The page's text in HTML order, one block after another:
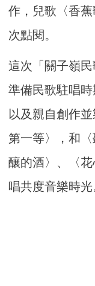
作，兒歌〈香
次點閱。
這次「關子嶺
準備民歌駐唱
以及親自創作
第一等〉，和
釀的酒〉、〈
唱共度音樂時光